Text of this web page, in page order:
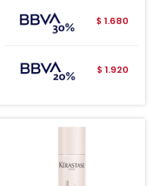
$ 1.680
$ 1.920